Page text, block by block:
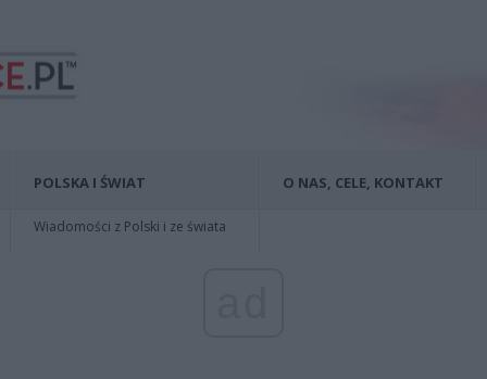
POLSKA I ŚWIAT
Wiadomości z Polski i ze świata
O NAS, CELE, KONTAKT